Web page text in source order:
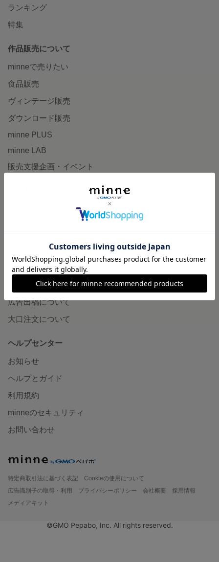
ランキング
特集
作品販売について
minneで売りたい
食品販売
ヴィンテージ販売
ダウンロード販売
minne PLUS
minne LAB
販売支援企画・イベント
minneとものづくりと
minneの本
企業の方へ
広告出稿について
大口注文について
ヘルプセンター
お知らせ
ヘルプとガイド
利用規約
minneのセキュリティ
お問い合わせ
特定商取引法に基づく表記
Cookieの使用について
広告識別子の取得・利用
プライバシーポリシー 会社概要
採用情報
メディアキット
©GMO Pepabo, Inc. All rights reserved.